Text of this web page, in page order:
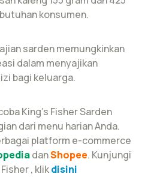
konsumen.
sarden memungkinkan
dalam menyajikan
bagi keluarga.
King’s Fisher Sarden
dari menu harian Anda.
platform e-commerce
danShopee. Kunjungi
, klikdisini